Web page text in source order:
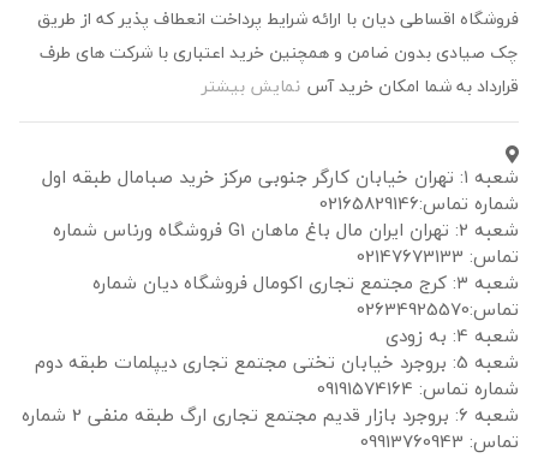
اقساطی دیان با ارائه شرایط پرداخت انعطاف پذیر که از طریق
بدون ضامن و همچنین خرید اعتباری با شرکت های طرف
به شما امکان خرید آس نمایش بیشتر
شعبه ۱: تهران خیابان کارگر جنوبی مرکز خرید صبامال طبقه اول
شعبه ۲: تهران ایران مال باغ ماهان G1 فروشگاه ورناس شماره
شعبه ۳: کرج مجتمع تجاری اکومال فروشگاه دیان شماره
زودی
شعبه 5: بروجرد خیابان تختی مجتمع تجاری دیپلمات طبقه دوم
09191574164
شعبه 6: بروجرد بازار قدیم مجتمع تجاری ارگ طبقه منفی 2 شماره